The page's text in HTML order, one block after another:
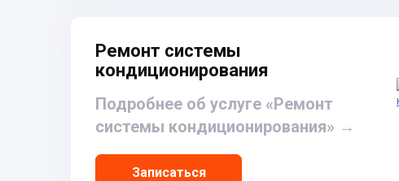
Ремонт системы
кондиционирования
Подробнее об услуге «Ремонт
системы кондиционирования» →
Записаться